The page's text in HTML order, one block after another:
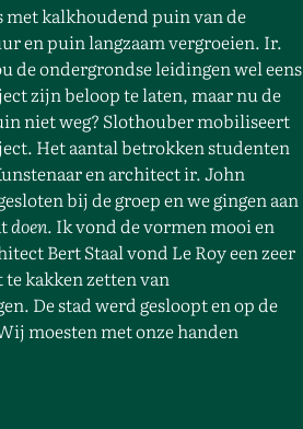
kalkhoudend puin van de
en puin langzaam vergroeien. Ir.
de ondergrondse leidingen wel eens
zijn beloop te laten, maar nu de
niet weg? Slothouber mobiliseert
Het aantal betrokken studenten
en architect ir. John
bij de groep en we gingen aan
doen. Ik vond de vormen mooi en
Bert Staal vond Le Roy een zeer
kakken zetten van
De stad werd gesloopt en op de
moesten met onze handen